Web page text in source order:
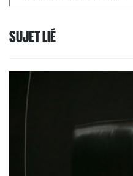
SUJET LIÉ